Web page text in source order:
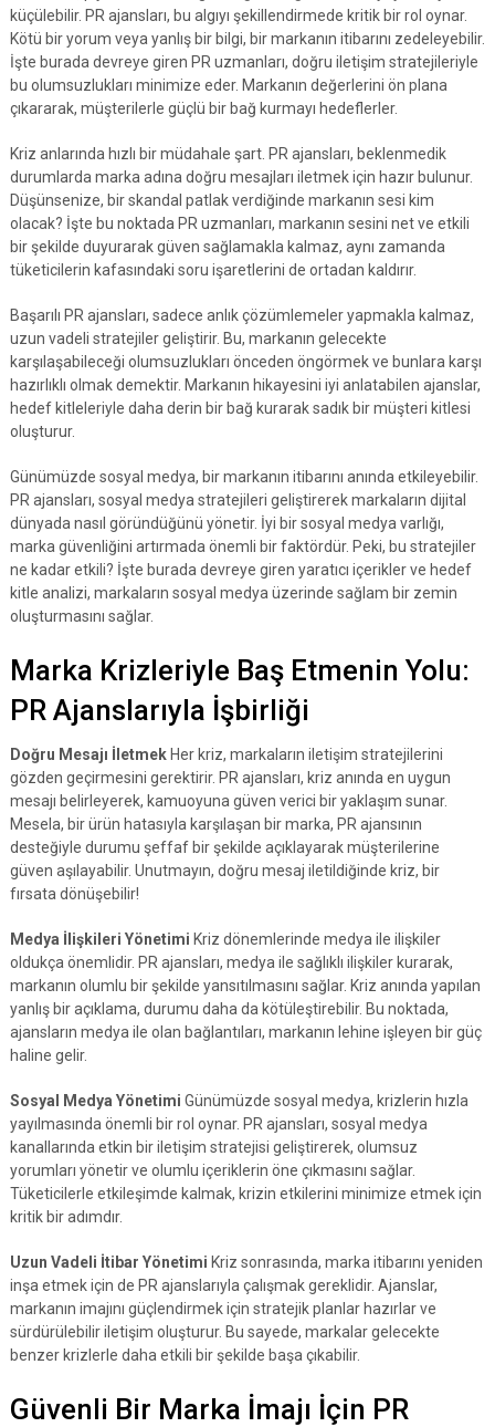
küçülebilir. PR ajansları, bu algıyı şekillendirmede kritik bir rol oynar.
Kötü bir yorum veya yanlış bir bilgi, bir markanın itibarını zedeleyebilir.
İşte burada devreye giren PR uzmanları, doğru iletişim stratejileriyle
bu olumsuzlukları minimize eder. Markanın değerlerini ön plana
çıkararak, müşterilerle güçlü bir bağ kurmayı hedeflerler.
Kriz anlarında hızlı bir müdahale şart. PR ajansları, beklenmedik
durumlarda marka adına doğru mesajları iletmek için hazır bulunur.
Düşünsenize, bir skandal patlak verdiğinde markanın sesi kim
olacak? İşte bu noktada PR uzmanları, markanın sesini net ve etkili
bir şekilde duyurarak güven sağlamakla kalmaz, aynı zamanda
tüketicilerin kafasındaki soru işaretlerini de ortadan kaldırır.
Başarılı PR ajansları, sadece anlık çözümlemeler yapmakla kalmaz,
uzun vadeli stratejiler geliştirir. Bu, markanın gelecekte
karşılaşabileceği olumsuzlukları önceden öngörmek ve bunlara karşı
hazırlıklı olmak demektir. Markanın hikayesini iyi anlatabilen ajanslar,
hedef kitleleriyle daha derin bir bağ kurarak sadık bir müşteri kitlesi
oluşturur.
Günümüzde sosyal medya, bir markanın itibarını anında etkileyebilir.
PR ajansları, sosyal medya stratejileri geliştirerek markaların dijital
dünyada nasıl göründüğünü yönetir. İyi bir sosyal medya varlığı,
marka güvenliğini artırmada önemli bir faktördür. Peki, bu stratejiler
ne kadar etkili? İşte burada devreye giren yaratıcı içerikler ve hedef
kitle analizi, markaların sosyal medya üzerinde sağlam bir zemin
oluşturmasını sağlar.
Marka Krizleriyle Baş Etmenin Yolu:
PR Ajanslarıyla İşbirliği
Doğru Mesajı İletmekHer kriz, markaların iletişim stratejilerini
gözden geçirmesini gerektirir. PR ajansları, kriz anında en uygun
mesajı belirleyerek, kamuoyuna güven verici bir yaklaşım sunar.
Mesela, bir ürün hatasıyla karşılaşan bir marka, PR ajansının
desteğiyle durumu şeffaf bir şekilde açıklayarak müşterilerine
güven aşılayabilir. Unutmayın, doğru mesaj iletildiğinde kriz, bir
fırsata dönüşebilir!
Medya İlişkileri Yönetimi Kriz dönemlerinde medya ile ilişkiler
oldukça önemlidir. PR ajansları, medya ile sağlıklı ilişkiler kurarak,
markanın olumlu bir şekilde yansıtılmasını sağlar. Kriz anında yapılan
yanlış bir açıklama, durumu daha da kötüleştirebilir. Bu noktada,
ajansların medya ile olan bağlantıları, markanın lehine işleyen bir güç
haline gelir.
Sosyal Medya Yönetimi Günümüzde sosyal medya, krizlerin hızla
yayılmasında önemli bir rol oynar. PR ajansları, sosyal medya
kanallarında etkin bir iletişim stratejisi geliştirerek, olumsuz
yorumları yönetir ve olumlu içeriklerin öne çıkmasını sağlar.
Tüketicilerle etkileşimde kalmak, krizin etkilerini minimize etmek için
kritik bir adımdır.
Uzun Vadeli İtibar Yönetimi Kriz sonrasında, marka itibarını yeniden
inşa etmek için de PR ajanslarıyla çalışmak gereklidir. Ajanslar,
markanın imajını güçlendirmek için stratejik planlar hazırlar ve
sürdürülebilir iletişim oluşturur. Bu sayede, markalar gelecekte
benzer krizlerle daha etkili bir şekilde başa çıkabilir.
Güvenli Bir Marka İmajı İçin PR